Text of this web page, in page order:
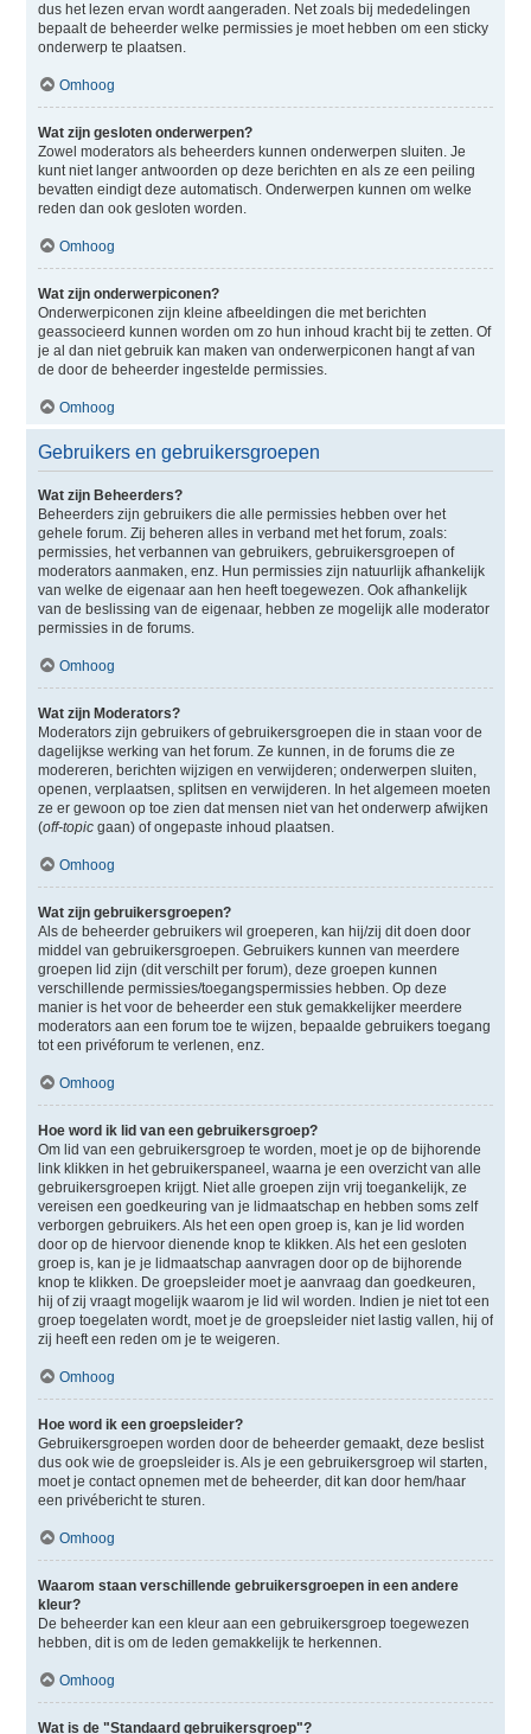
dus het lezen ervan wordt aangeraden. Net zoals bij mededelingen
bepaalt de beheerder welke permissies je moet hebben om een sticky
onderwerp te plaatsen.
Omhoog
Wat zijn gesloten onderwerpen?
Zowel moderators als beheerders kunnen onderwerpen sluiten. Je
kunt niet langer antwoorden op deze berichten en als ze een peiling
bevatten eindigt deze automatisch. Onderwerpen kunnen om welke
reden dan ook gesloten worden.
Omhoog
Wat zijn onderwerpiconen?
Onderwerpiconen zijn kleine afbeeldingen die met berichten
geassocieerd kunnen worden om zo hun inhoud kracht bij te zetten. Of
je al dan niet gebruik kan maken van onderwerpiconen hangt af van
de door de beheerder ingestelde permissies.
Omhoog
Gebruikers en gebruikersgroepen
Wat zijn Beheerders?
Beheerders zijn gebruikers die alle permissies hebben over het
gehele forum. Zij beheren alles in verband met het forum, zoals:
permissies, het verbannen van gebruikers, gebruikersgroepen of
moderators aanmaken, enz. Hun permissies zijn natuurlijk afhankelijk
van welke de eigenaar aan hen heeft toegewezen. Ook afhankelijk
van de beslissing van de eigenaar, hebben ze mogelijk alle moderator
permissies in de forums.
Omhoog
Wat zijn Moderators?
Moderators zijn gebruikers of gebruikersgroepen die in staan voor de
dagelijkse werking van het forum. Ze kunnen, in de forums die ze
modereren, berichten wijzigen en verwijderen; onderwerpen sluiten,
openen, verplaatsen, splitsen en verwijderen. In het algemeen moeten
ze er gewoon op toe zien dat mensen niet van het onderwerp afwijken
(off-topicgaan) of ongepaste inhoud plaatsen.
Omhoog
Wat zijn gebruikersgroepen?
Als de beheerder gebruikers wil groeperen, kan hij/zij dit doen door
middel van gebruikersgroepen. Gebruikers kunnen van meerdere
groepen lid zijn (dit verschilt per forum), deze groepen kunnen
verschillende permissies/toegangspermissies hebben. Op deze
manier is het voor de beheerder een stuk gemakkelijker meerdere
moderators aan een forum toe te wijzen, bepaalde gebruikers toegang
tot een privéforum te verlenen, enz.
Omhoog
Hoe word ik lid van een gebruikersgroep?
Om lid van een gebruikersgroep te worden, moet je op de bijhorende
link klikken in het gebruikerspaneel, waarna je een overzicht van alle
gebruikersgroepen krijgt. Niet alle groepen zijn vrij toegankelijk, ze
vereisen een goedkeuring van je lidmaatschap en hebben soms zelf
verborgen gebruikers. Als het een open groep is, kan je lid worden
door op de hiervoor dienende knop te klikken. Als het een gesloten
groep is, kan je je lidmaatschap aanvragen door op de bijhorende
knop te klikken. De groepsleider moet je aanvraag dan goedkeuren,
hij of zij vraagt mogelijk waarom je lid wil worden. Indien je niet tot een
groep toegelaten wordt, moet je de groepsleider niet lastig vallen, hij of
zij heeft een reden om je te weigeren.
Omhoog
Hoe word ik een groepsleider?
Gebruikersgroepen worden door de beheerder gemaakt, deze beslist
dus ook wie de groepsleider is. Als je een gebruikersgroep wil starten,
moet je contact opnemen met de beheerder, dit kan door hem/haar
een privébericht te sturen.
Omhoog
Waarom staan verschillende gebruikersgroepen in een andere
kleur?
De beheerder kan een kleur aan een gebruikersgroep toegewezen
hebben, dit is om de leden gemakkelijk te herkennen.
Omhoog
Wat is de "Standaard gebruikersgroep"?